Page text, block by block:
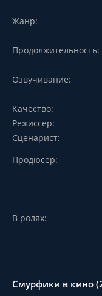
Жанр:
Продолжительность:
Озвучивание:
Качество:
Режиссер:
Сценарист:
Продюсер:
В ролях:
Смурфики в кино